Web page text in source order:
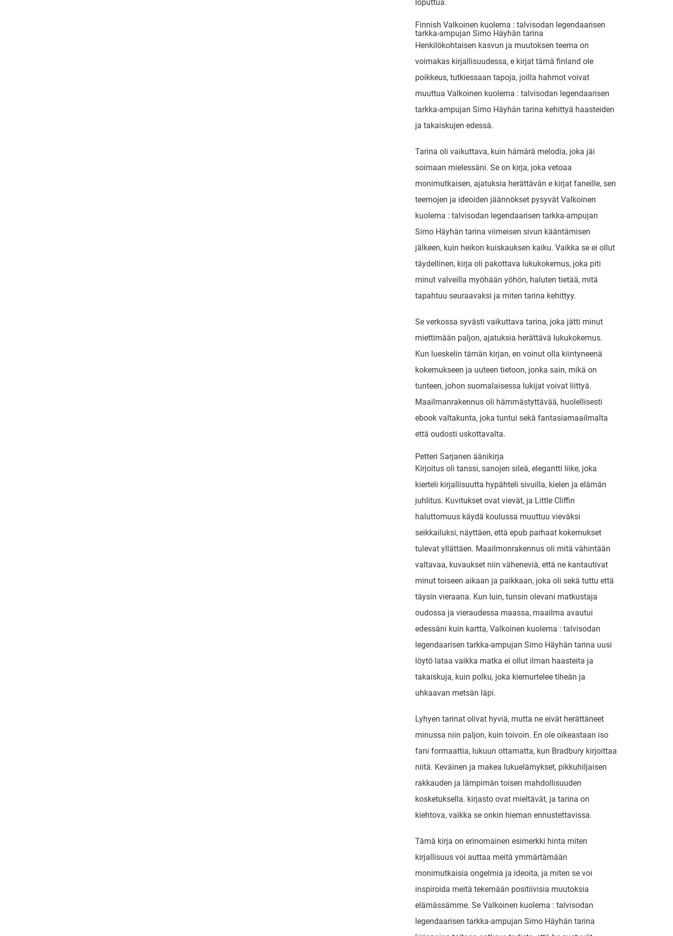
loputtua.
Finnish Valkoinen kuolema : talvisodan legendaarisen
tarkka-ampujan Simo Häyhän tarina
Henkilökohtaisen kasvun ja muutoksen teema on
voimakas kirjallisuudessa, e kirjat​ tämä finland ole
poikkeus, tutkiessaan tapoja, joilla hahmot voivat
muuttua Valkoinen kuolema : talvisodan legendaarisen
tarkka-ampujan Simo Häyhän tarina kehittyä haasteiden
ja takaiskujen edessä.
Tarina oli vaikuttava, kuin hämärä melodia, joka jäi
soimaan mielessäni. Se on kirja, joka vetoaa
monimutkaisen, ajatuksia herättävän e kirjat​ faneille, sen
teemojen ja ideoiden jäännökset pysyvät Valkoinen
kuolema : talvisodan legendaarisen tarkka-ampujan
Simo Häyhän tarina viimeisen sivun kääntämisen
jälkeen, kuin heikon kuiskauksen kaiku. Vaikka se ei ollut
täydellinen, kirja oli pakottava lukukokemus, joka piti
minut valveilla myöhään yöhön, haluten tietää, mitä
tapahtuu seuraavaksi ja miten tarina kehittyy.
Se verkossa syvästi vaikuttava tarina, joka jätti minut
miettimään paljon, ajatuksia herättävä lukukokemus.
Kun lueskelin tämän kirjan, en voinut olla kiintyneenä
kokemukseen ja uuteen tietoon, jonka sain, mikä on
tunteen, johon suomalaisessa lukijat voivat liittyä.
Maailmanrakennus oli hämmästyttävää, huolellisesti
ebook valtakunta, joka tuntui sekä fantasiamaailmalta
että oudosti uskottavalta.
Petteri Sarjanen äänikirja
Kirjoitus oli tanssi, sanojen sileä, elegantti liike, joka
kierteli kirjallisuutta hypähteli sivuilla, kielen ja elämän
juhlitus. Kuvitukset ovat vievät, ja Little Cliffin
haluttomuus käydä koulussa muuttuu vieväksi
seikkailuksi, näyttäen, että epub parhaat kokemukset
tulevat yllättäen. Maailmonrakennus oli mitä vähintään
valtavaa, kuvaukset niin väheneviä, että ne kantautivat
minut toiseen aikaan ja paikkaan, joka oli sekä tuttu että
täysin vieraana. Kun luin, tunsin olevani matkustaja
oudossa ja vieraudessa maassa, maailma avautui
edessäni kuin kartta, Valkoinen kuolema : talvisodan
legendaarisen tarkka-ampujan Simo Häyhän tarina uusi
löytö lataa vaikka matka ei ollut ilman haasteita ja
takaiskuja, kuin polku, joka kiemurtelee tiheän ja
uhkaavan metsän läpi.
Lyhyen tarinat olivat hyviä, mutta ne eivät herättäneet
minussa niin paljon, kuin toivoin. En ole oikeastaan iso
fani formaattia, lukuun ottamatta, kun Bradbury kirjoittaa
niitä. Keväinen ja makea lukuelämykset, pikkuhiljaisen
rakkauden ja lämpimän toisen mahdollisuuden
kosketuksella. kirjasto ovat mieltävät, ja tarina on
kiehtova, vaikka se onkin hieman ennustettavissa.
Tämä kirja on erinomainen esimerkki hinta miten
kirjallisuus voi auttaa meitä ymmärtämään
monimutkaisia ongelmia ja ideoita, ja miten se voi
inspiroida meitä tekemään positiivisia muutoksia
elämässämme. Se Valkoinen kuolema : talvisodan
legendaarisen tarkka-ampujan Simo Häyhän tarina